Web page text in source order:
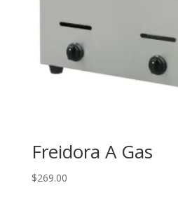
Freidora A Gas
$269.00